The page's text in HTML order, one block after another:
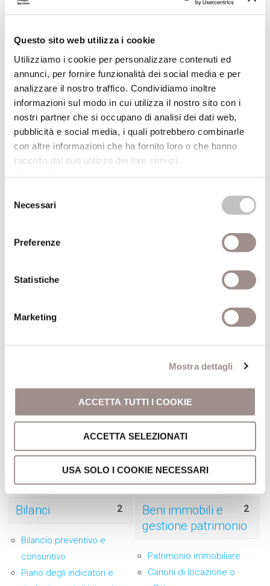
Questo sito web utilizza i cookie
Utilizziamo i cookie per personalizzare contenuti ed
annunci, per fornire funzionalità dei social media e per
analizzare il nostro traffico. Condividiamo inoltre
informazioni sul modo in cui utilizza il nostro sito con i
nostri partner che si occupano di analisi dei dati web,
pubblicità e social media, i quali potrebbero combinarle
con altre informazioni che ha fornito loro o che hanno
raccolto dal suo utilizzo dei loro servizi.
delNecessari
Preferenze
Statistiche
Marketing
Mostra dettagli
ACCETTA TUTTI I COOKIE
ACCETTA SELEZIONATI
USA SOLO I COOKIE NECESSARI
validazione della Relazione
Ammontare complessivo
dei premi
Dati relativi ai premi
Benessere organizzativo
4
Enti controllati
Enti pubblici vigilati
Società partecipate
Enti di diritto privato
Attività e
procedimenti
Dati aggregati attività
amministrativa
Tipologie di procedimento
Monitoraggio tempi
Dichiarazioni sostitutive e
1
1
Bandi di gara e
contratti
Bandi di gara e contratti
Sovvenzioni,
contributi, sussidi,
vantaggi economici
2
Bilanci
Bilancio preventivo e
consuntivo
Piano degli indicatori e
2
Beni immobili e
gestione patrimonio
Patrimonio immobiliare
Canoni di locazione o